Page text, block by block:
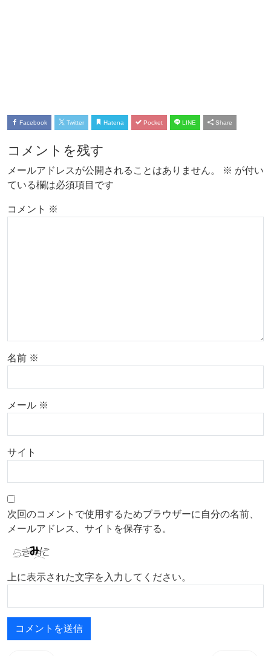
Facebook Twitter Hatena Pocket LINE Share
コメントを残す
メールアドレスが公開されることはありません。 ※ が付い
ている欄は必須項目です
コメント ※
名前 ※
メール ※
サイト
次回のコメントで使用するためブラウザーに自分の名前、
メールアドレス、サイトを保存する。
上に表示された文字を入力してください。